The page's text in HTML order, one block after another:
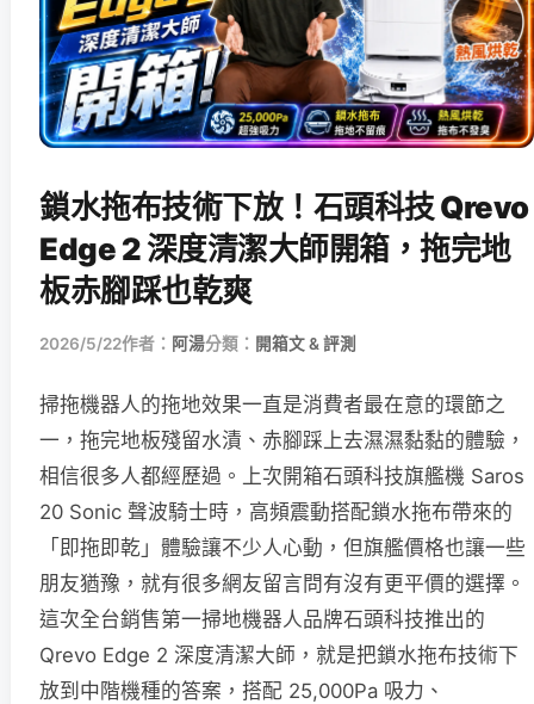
鎖水拖布技術下放！石頭科技 Qrevo
Edge 2 深度清潔大師開箱，拖完地
板赤腳踩也乾爽
2026/5/22作者： 阿湯分類： 開箱文 & 評測
掃拖機器人的拖地效果一直是消費者最在意的環節之
一，拖完地板殘留水漬、赤腳踩上去濕濕黏黏的體驗，
相信很多人都經歷過。上次開箱石頭科技旗艦機 Saros
20 Sonic 聲波騎士時，高頻震動搭配鎖水拖布帶來的
「即拖即乾」體驗讓不少人心動，但旗艦價格也讓一些
朋友猶豫，就有很多網友留言問有沒有更平價的選擇。
這次全台銷售第一掃地機器人品牌石頭科技推出的
Qrevo Edge 2 深度清潔大師，就是把鎖水拖布技術下
放到中階機種的答案，搭配 25,000Pa 吸力、